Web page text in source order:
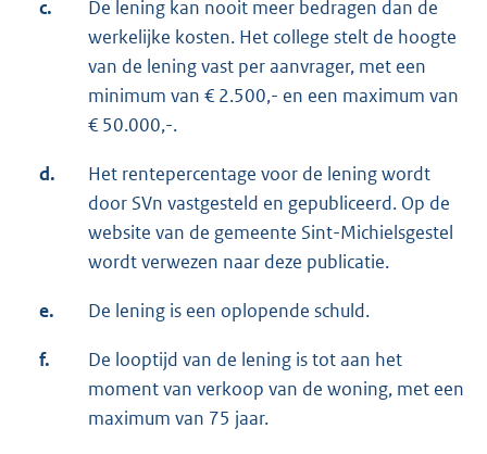
c.
De lening kan nooit meer bedragen dan de
werkelijke kosten. Het college stelt de hoogte
van de lening vast per aanvrager, met een
minimum van € 2.500,- en een maximum van
€ 50.000,-.
d.
Het rentepercentage voor de lening wordt
door SVn vastgesteld en gepubliceerd. Op de
website van de gemeente Sint-Michielsgestel
wordt verwezen naar deze publicatie.
e. De lening is een oplopende schuld.
f.
De looptijd van de lening is tot aan het
moment van verkoop van de woning, met een
maximum van 75 jaar.